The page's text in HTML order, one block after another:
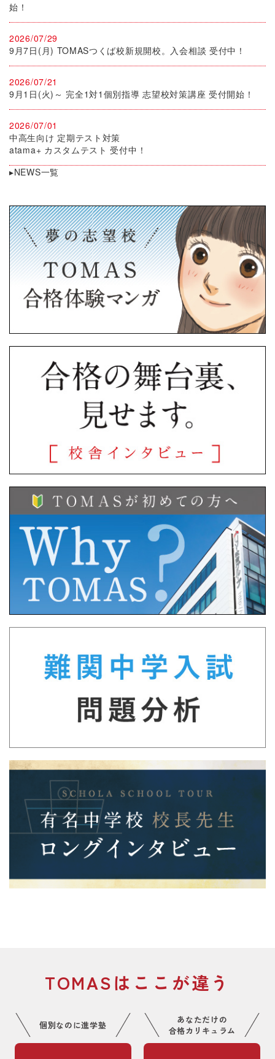
始！
2026/07/29
9月7日(月) TOMASつくば校新規開校。入会相談 受付中！
2026/07/21
9月1日(火)～ 完全1対1個別指導 志望校対策講座 受付開始！
2026/07/01
中高生向け 定期テスト対策
atama+ カスタムテスト 受付中！
▸NEWS一覧
TOMASはここが違う
個別なのに進学塾
あなただけの
合格カリキュラム